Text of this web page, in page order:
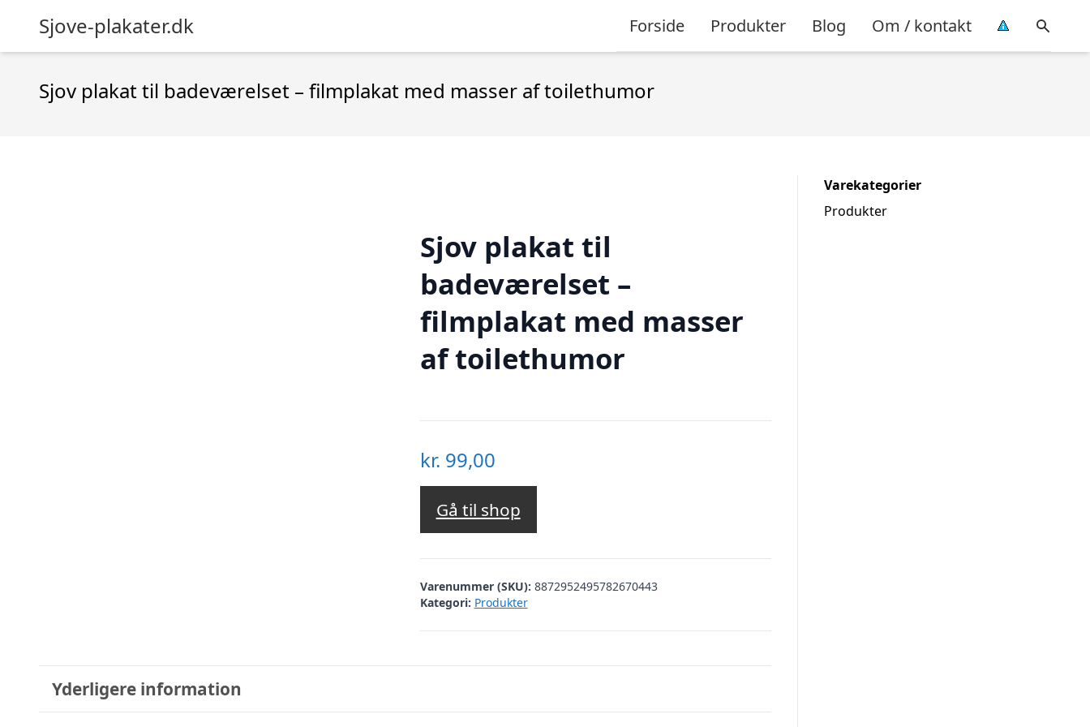
Sjove-plakater.dk Forside Produkter Blog Om / kontakt
Sjov plakat til badeværelset – filmplakat med masser af toilethumor
Sjov plakat til
badeværelset –
filmplakat med masser
af toilethumor
kr. 99,00
Gå til shop
Varenummer (SKU): 8872952495782670443
Kategori: Produkter
Yderligere information
Varekategorier
Produkter